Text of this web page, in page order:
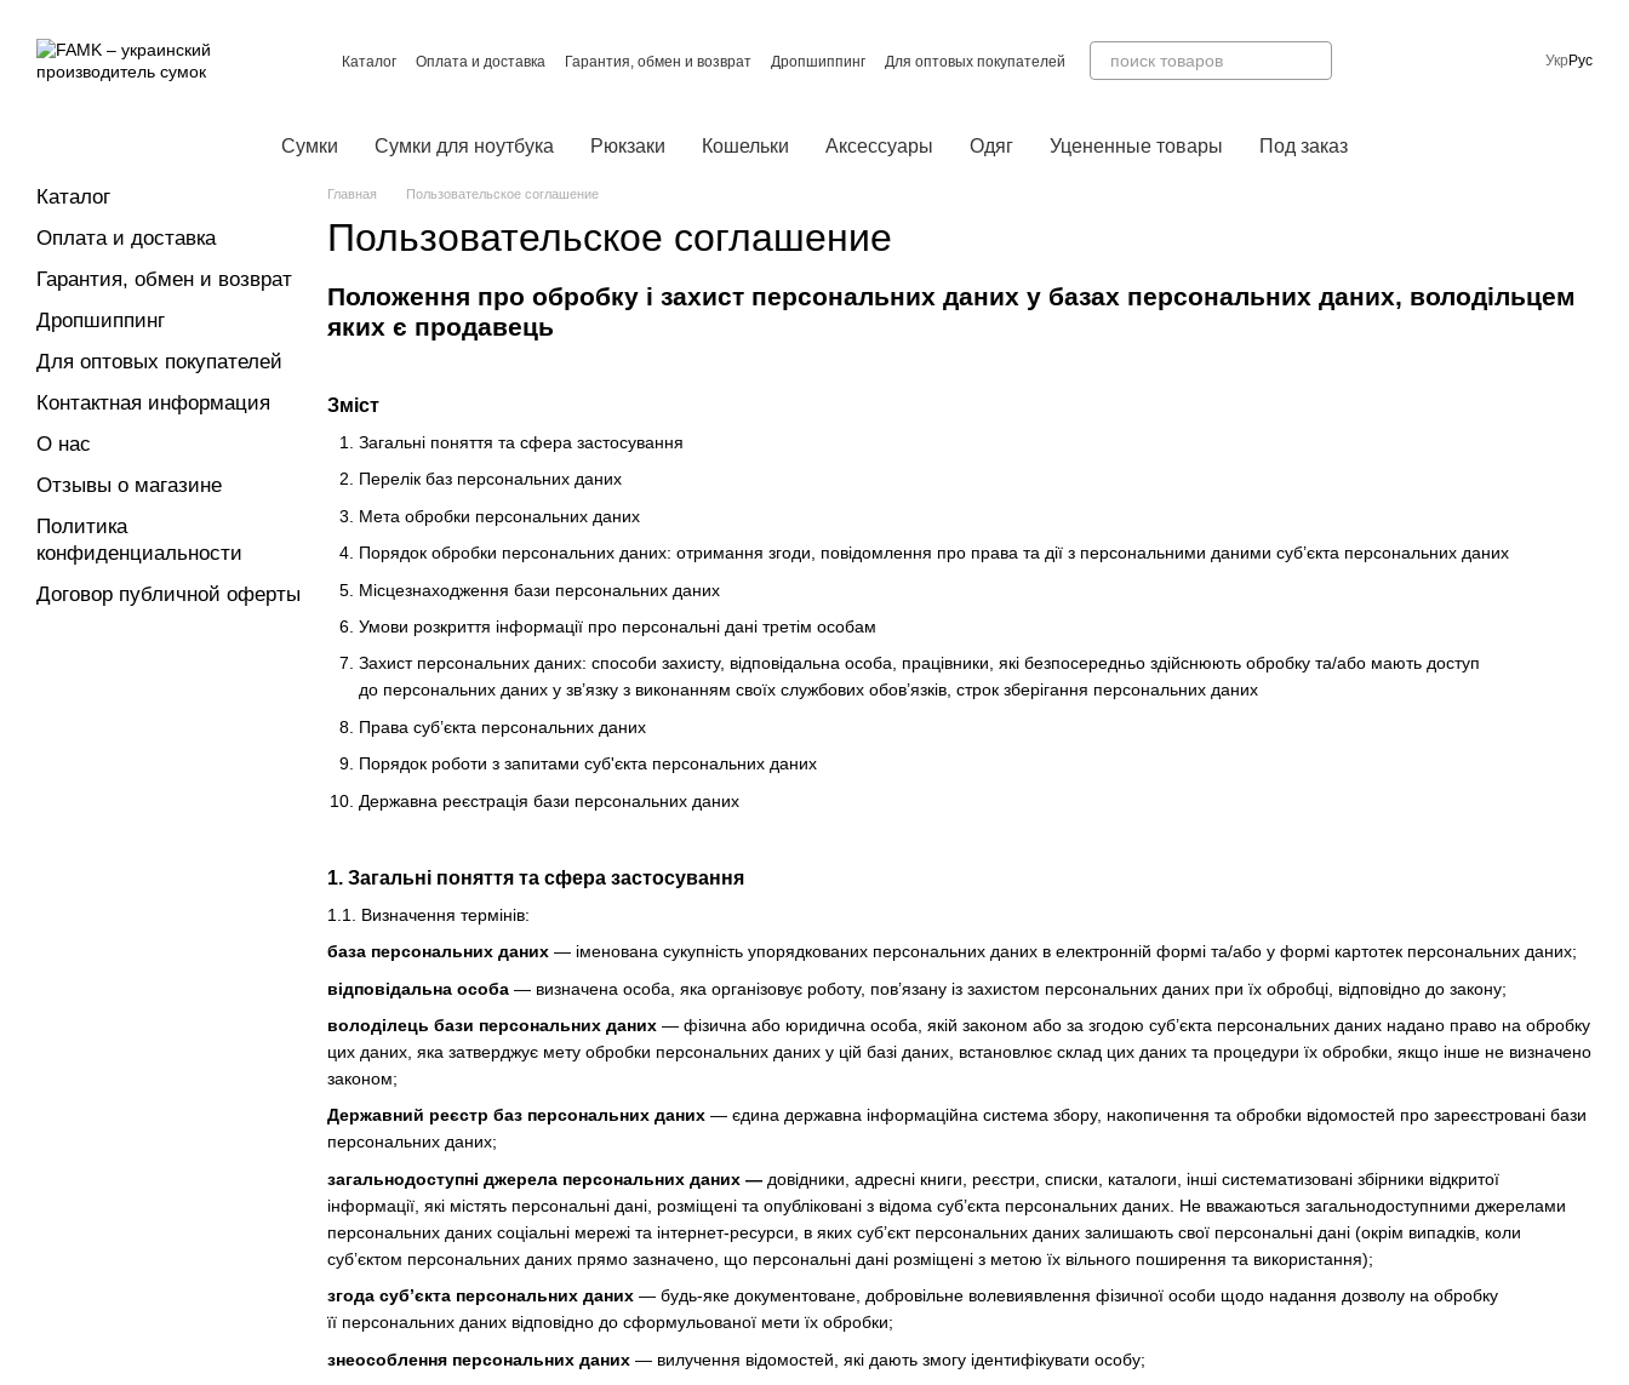
Каталог Оплата и доставка Гарантия, обмен и возврат Дропшиппинг
Для оптовых покупателей
Укр Рус
Сумки Сумки для ноутбука Рюкзаки Кошельки Аксессуары Одяг Уцененные товары Под заказ
Главная Пользовательское соглашение
Пользовательское соглашение
Положення про обробку і захист персональних даних у базах персональних даних, володільцем
яких є продавець
Зміст
Загальні поняття та сфера застосування
Перелік баз персональних даних
Мета обробки персональних даних
Порядок обробки персональних даних: отримання згоди, повідомлення про права та дії з персональними даними суб’єкта персональних даних
Місцезнаходження бази персональних даних
Умови розкриття інформації про персональні дані третім особам
Захист персональних даних: способи захисту, відповідальна особа, працівники, які безпосередньо здійснюють обробку та/або мають доступ
до персональних даних у зв’язку з виконанням своїх службових обов’язків, строк зберігання персональних даних
Права суб’єкта персональних даних
Порядок роботи з запитами суб'єкта персональних даних
Державна реєстрація бази персональних даних
1. Загальні поняття та сфера застосування
1.1. Визначення термінів:
база персональних даних — іменована сукупність упорядкованих персональних даних в електронній формі та/або у формі картотек персональних даних;
відповідальна особа — визначена особа, яка організовує роботу, пов’язану із захистом персональних даних при їх обробці, відповідно до закону;
володілець бази персональних даних — фізична або юридична особа, якій законом або за згодою суб’єкта персональних даних надано право на обробку
цих даних, яка затверджує мету обробки персональних даних у цій базі даних, встановлює склад цих даних та процедури їх обробки, якщо інше не визначено
законом;
Державний реєстр баз персональних даних — єдина державна інформаційна система збору, накопичення та обробки відомостей про зареєстровані бази
персональних даних;
загальнодоступні джерела персональних даних — довідники, адресні книги, реєстри, списки, каталоги, інші систематизовані збірники відкритої
інформації, які містять персональні дані, розміщені та опубліковані з відома суб’єкта персональних даних. Не вважаються загальнодоступними джерелами
персональних даних соціальні мережі та інтернет-ресурси, в яких суб’єкт персональних даних залишають свої персональні дані (окрім випадків, коли
суб’єктом персональних даних прямо зазначено, що персональні дані розміщені з метою їх вільного поширення та використання);
згода суб’єкта персональних даних — будь-яке документоване, добровільне волевиявлення фізичної особи щодо надання дозволу на обробку
її персональних даних відповідно до сформульованої мети їх обробки;
знеособлення персональних даних — вилучення відомостей, які дають змогу ідентифікувати особу;
Каталог
Оплата и доставка
Гарантия, обмен и возврат
Дропшиппинг
Для оптовых покупателей
Контактная информация
О нас
Отзывы о магазине
Политика
конфиденциальности
Договор публичной оферты